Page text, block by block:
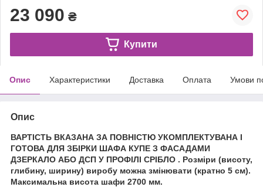
23 090 ₴
Купити
Опис Характеристики Доставка Оплата Умови
Опис
ВАРТІСТЬ ВКАЗАНА ЗА ПОВНІСТЮ УКОМПЛЕКТУВАНА І
ГОТОВА ДЛЯ ЗБІРКИ ШАФА КУПЕ З ФАСАДАМИ
ДЗЕРКАЛО АБО ДСП У ПРОФІЛІ СРІБЛО . Розміри (висоту,
глибину, ширину) виробу можна змінювати (кратно 5 см).
Максимальна висота шафи 2700 мм.